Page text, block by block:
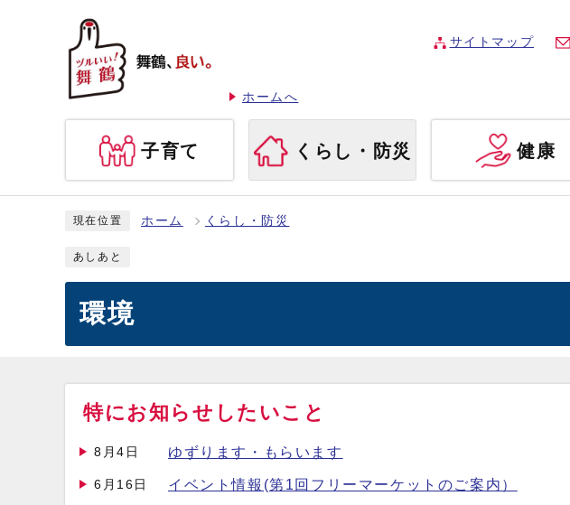
ホームへ
サイトマップ
子育て くらし・防災 健康
現在位置 ホーム くらし・防災
あしあと
環境
特にお知らせしたいこと
8月4日 ゆずります・もらいます
6月16日 イベント情報(第1回フリーマーケットのご案内）